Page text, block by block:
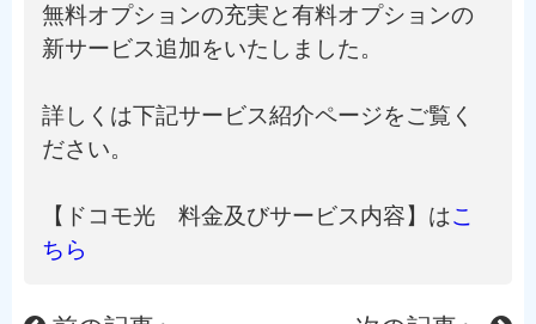
無料オプションの充実と有料オプションの
新サービス追加をいたしました。
詳しくは下記サービス紹介ページをご覧く
ださい。
【ドコモ光　料金及びサービス内容】はこ
ちら